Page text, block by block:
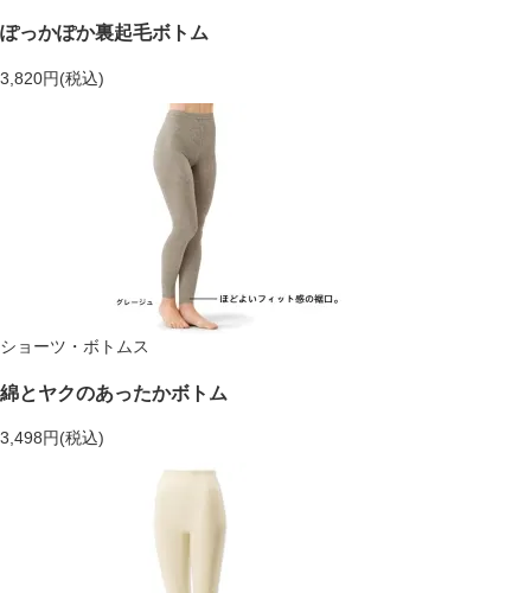
ぽっかぽか裏起毛ボトム
3,820円(税込)
ショーツ・ボトムス
綿とヤクのあったかボトム
3,498円(税込)